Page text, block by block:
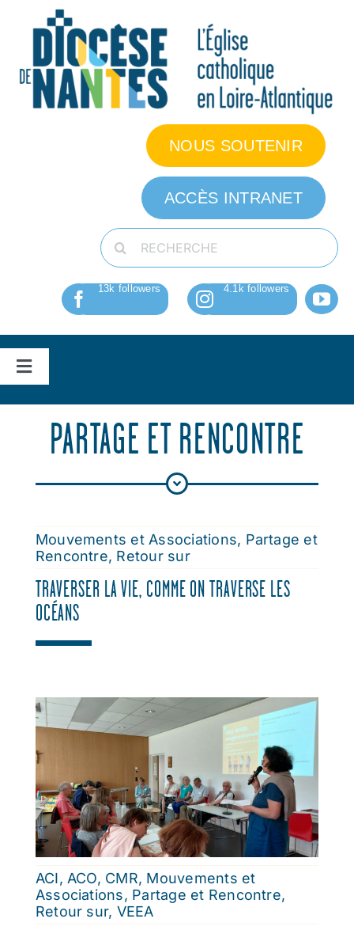
NOUS SOUTENIR
ACCÈS INTRANET
Rechercher:
Navigation
bascule
Actualités
Agenda
PARTAGE ET RENCONTRE
Mouvements et Associations, Partage et
Rencontre, Retour sur
TRAVERSER LA VIE, COMME ON TRAVERSE LES
OCÉANS
ACI, ACO, CMR, Mouvements et
Associations, Partage et Rencontre,
Retour sur, VEEA